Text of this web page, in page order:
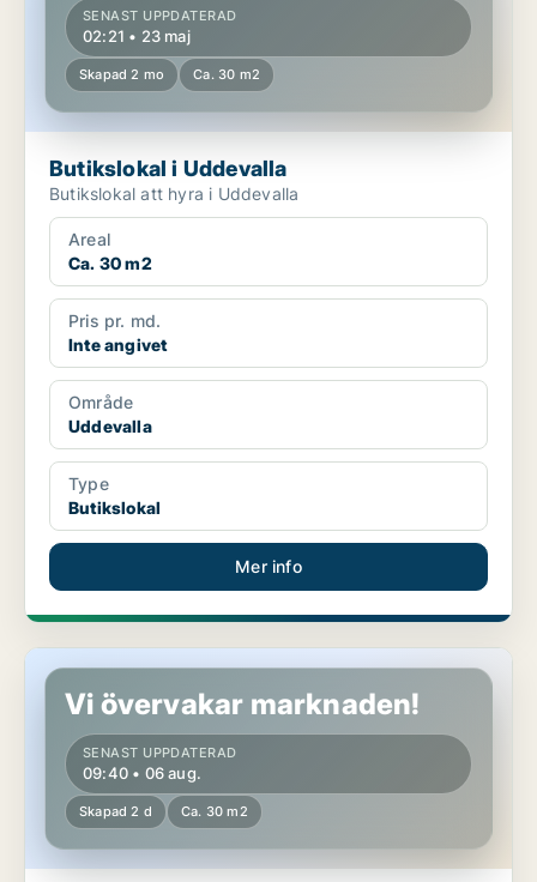
SENAST UPPDATERAD
02:21 • 23 maj
Skapad 2 mo Ca. 30 m2
Butikslokal i Uddevalla
Butikslokal att hyra i Uddevalla
Areal
Ca. 30 m2
Pris pr. md.
Inte angivet
Område
Uddevalla
Type
Butikslokal
Mer info
Butikslokal i Uddevalla
Vi övervakar marknaden!
SENAST UPPDATERAD
09:40 • 06 aug.
Skapad 2 d Ca. 30 m2